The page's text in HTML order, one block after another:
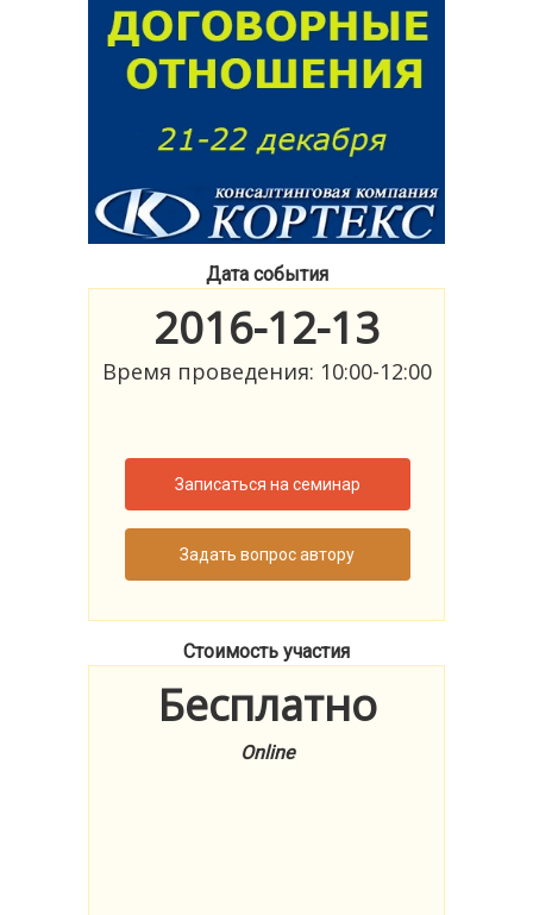
Дата события
2016-12-13
Время проведения: 10:00-12:00
Записаться на семинар
Задать вопрос автору
Стоимость участия
Бесплатно
Online